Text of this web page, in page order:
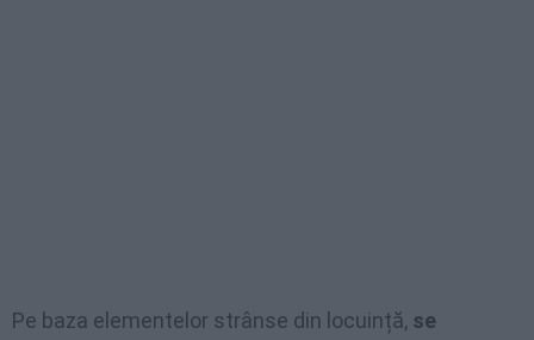
Pe baza elementelor strânse din locuință, se